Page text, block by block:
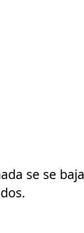
se se baja